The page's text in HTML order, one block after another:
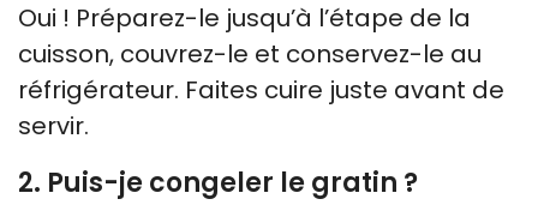
Oui ! Préparez-le jusqu’à l’étape de la
cuisson, couvrez-le et conservez-le au
réfrigérateur. Faites cuire juste avant de
servir.
2. Puis-je congeler le gratin ?